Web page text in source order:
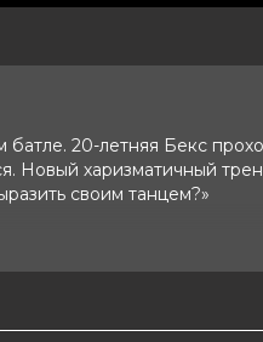
20-летняя Бекс
Новый харизматичный
своим танцем?»